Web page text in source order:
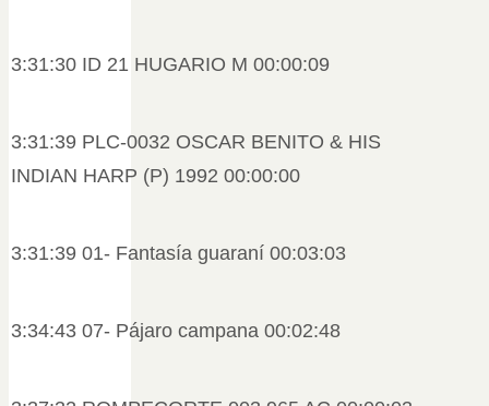
3:31:30 ID 21 HUGARIO M 00:00:09
3:31:39 PLC-0032 OSCAR BENITO & HIS
INDIAN HARP (P) 1992 00:00:00
3:31:39 01- Fantasía guaraní 00:03:03
3:34:43 07- Pájaro campana 00:02:48